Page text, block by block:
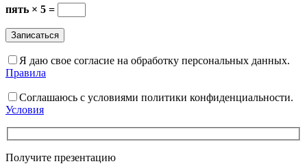
пять × 5 =
Я даю свое согласие на обработку персональных данных.
Правила
Соглашаюсь с условиями политики конфиденциальности.
Условия
Получите презентацию